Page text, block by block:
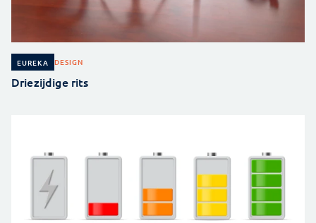
EUREKA DESIGN
Driezijdige rits